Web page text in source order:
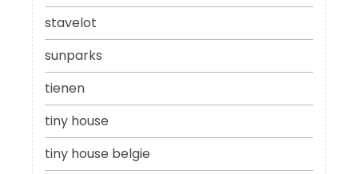
stavelot
sunparks
tienen
tiny house
tiny house belgie